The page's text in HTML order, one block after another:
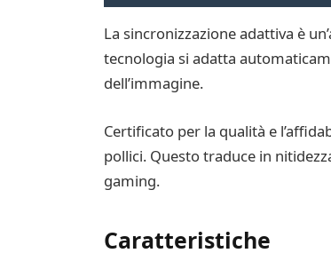
La sincronizzazione adattiva è
tecnologia si adatta
dell’immagine.
Certificato per la qualità e
pollici. Questo traduce in
gaming.
Caratteristiche